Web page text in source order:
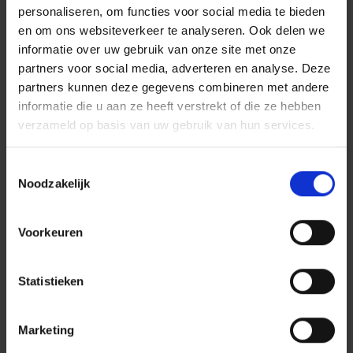
personaliseren, om functies voor social media te bieden
en om ons websiteverkeer te analyseren. Ook delen we
informatie over uw gebruik van onze site met onze
partners voor social media, adverteren en analyse. Deze
partners kunnen deze gegevens combineren met andere
informatie die u aan ze heeft verstrekt of die ze hebben
verzameld op basis van uw gebruik van hun services.
Noodzakelijk
Voorkeuren
Statistieken
Marketing
en het hele team blijft groeit.
Gewoon een flinke dosis enthousiasme om dit samen
tot een succes te maken!!!
Deze eisen geven een richting van het profiel dat wij
zoeken voor deze functie. Voldoe jij niet aan alle
eisen maar denk je wel dat dit de functie voor jou is?
Vermeer: maak meer mogelijk.
Het salaris voor deze functie ligt tussen € 5.639,81
uur)*, exclusief 8% vakantiegeld. Het exacte salaris
werkervaring;